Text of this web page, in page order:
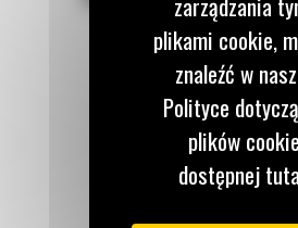
Zadzwoń do nas
122 100 122
plikami cookie,
znaleźć w
Polityce
plików cookie
dostępnej